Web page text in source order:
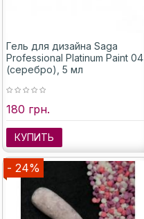
Гель для дизайна Saga
Professional Platinum Paint 04
(серебро), 5 мл
180 грн.
КУПИТЬ
- 24%